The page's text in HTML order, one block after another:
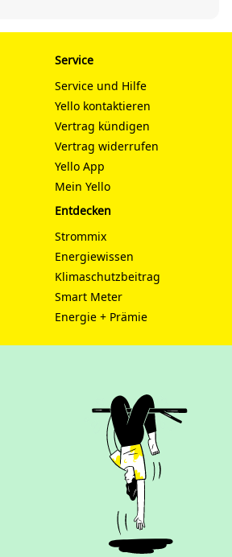
Service
Service und Hilfe
Yello kontaktieren
Vertrag kündigen
Vertrag widerrufen
Yello App
Mein Yello
Entdecken
Strommix
Energiewissen
Klimaschutzbeitrag
Smart Meter
Energie + Prämie